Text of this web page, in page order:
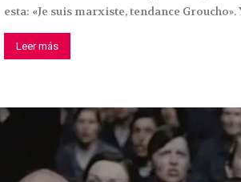
esta: «Je suis marxiste, tendance Groucho».
Leer más